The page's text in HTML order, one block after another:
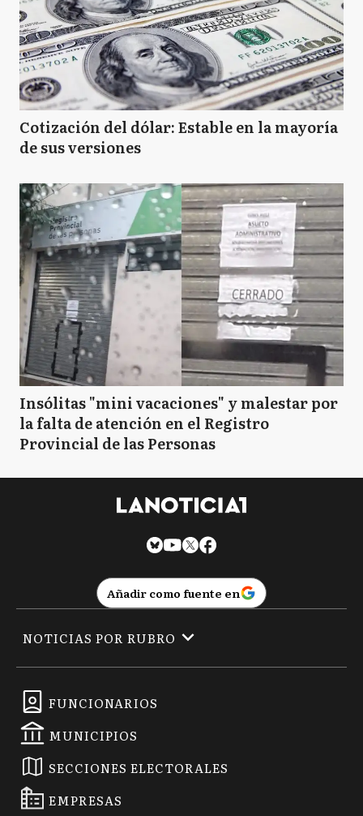
Cotización del dólar: Estable en la mayoría
de sus versiones
Insólitas "mini vacaciones" y malestar por
la falta de atención en el Registro
Provincial de las Personas
Añadir como fuente en
FUNCIONARIOS
MUNICIPIOS
SECCIONES ELECTORALES
EMPRESAS
NOTICIAS POR RUBRO